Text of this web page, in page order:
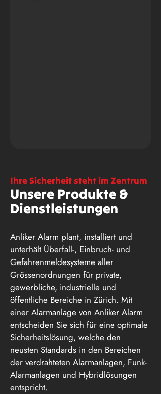
Ihre Sicherheit steht im Zentrum
Unsere Produkte &
Dienstleistungen
Anliker Alarm plant, installiert und
unterhält Überfall-, Einbruch- und
Gefahrenmeldesysteme aller
Grössenordnungen für private,
gewerbliche, industrielle und
öffentliche Bereiche in Zürich. Mit
einer Alarmanlage von Anliker Alarm
entscheiden Sie sich für eine optimale
Sicherheitslösung, welche den
neusten Standards in den Bereichen
der verdrahteten Alarmanlagen, Funk-
Alarmanlagen und Hybridlösungen
entspricht.